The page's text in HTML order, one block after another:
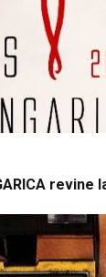
revine